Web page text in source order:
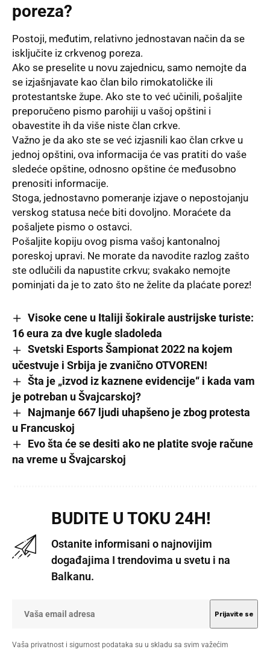
poreza?
Postoji, međutim, relativno jednostavan način da se
isključite iz crkvenog poreza.
Ako se preselite u novu zajednicu, samo nemojte da
se izjašnjavate kao član bilo rimokatoličke ili
protestantske župe. Ako ste to već učinili, pošaljite
preporučeno pismo parohiji u vašoj opštini i
obavestite ih da više niste član crkve.
Važno je da ako ste se već izjasnili kao član crkve u
jednoj opštini, ova informacija će vas pratiti do vaše
sledeće opštine, odnosno opštine će međusobno
prenositi informacije.
Stoga, jednostavno pomeranje izjave o nepostojanju
verskog statusa neće biti dovoljno. Moraćete da
pošaljete pismo o ostavci.
Pošaljite kopiju ovog pisma vašoj kantonalnoj
poreskoj upravi. Ne morate da navodite razlog zašto
ste odlučili da napustite crkvu; svakako nemojte
pominjati da je to zato što ne želite da plaćate porez!
Visoke cene u Italiji šokirale austrijske turiste:
16 eura za dve kugle sladoleda
Svetski Esports Šampionat 2022 na kojem
učestvuje i Srbija je zvanično OTVOREN!
Šta je „izvod iz kaznene evidencije“ i kada vam
je potreban u Švajcarskoj?
Najmanje 667 ljudi uhapšeno je zbog protesta
u Francuskoj
Evo šta će se desiti ako ne platite svoje račune
na vreme u Švajcarskoj
BUDITE U TOKU 24H!
Ostanite informisani o najnovijim
događajima I trendovima u svetu i na
Balkanu.
Vaša privatnost i sigurnost podataka su u skladu sa svim važećim